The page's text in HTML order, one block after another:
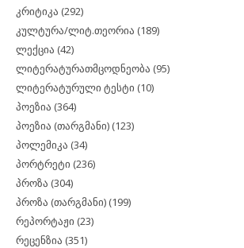
კრიტიკა (292)
კულტურა/ლიტ.თეორია (189)
ლექცია (42)
ლიტერატურათმცოდნეობა (95)
ლიტერატურული ტესტი (10)
პოეზია (364)
პოეზია (თარგმანი) (123)
პოლემიკა (34)
პორტრეტი (236)
პროზა (304)
პროზა (თარგმანი) (199)
რეპორტაჟი (23)
რეცენზია (351)